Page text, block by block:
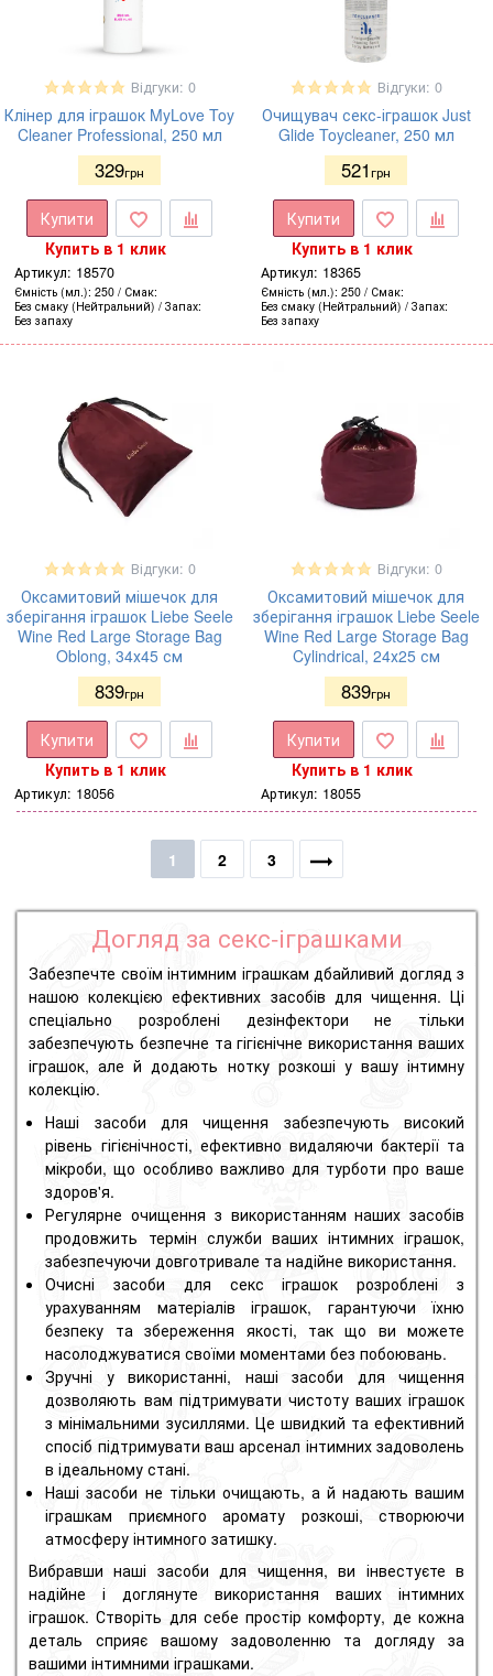
Відгуки: 0
Клінер для іграшок MyLove Toy
Cleaner Professional, 250 мл
329грн
Купити
Купить в 1 клик
Артикул: 18570
Ємність (мл.) 250
Смак
Без смаку (Нейтральний)
Запах
Без запаху
Відгуки: 0
Очищувач секс-іграшок Just
Glide Toycleaner, 250 мл
521грн
Купити
Купить в 1 клик
Артикул: 18365
Ємність (мл.) 250
Смак
Без смаку (Нейтральний)
Запах
Без запаху
Відгуки: 0
Оксамитовий мішечок для
зберігання іграшок Liebe Seele
Wine Red Large Storage Bag
Oblong, 34х45 см
839грн
Купити
Купить в 1 клик
Артикул: 18056
Відгуки: 0
Оксамитовий мішечок для
зберігання іграшок Liebe Seele
Wine Red Large Storage Bag
Cylindrical, 24х25 см
839грн
Купити
Купить в 1 клик
Артикул: 18055
1 2 3
Догляд за секс-іграшками
Забезпечте своїм інтимним іграшкам дбайливий догляд з
нашою колекцією ефективних засобів для чищення. Ці
спеціально розроблені дезінфектори не тільки
забезпечують безпечне та гігієнічне використання ваших
іграшок, але й додають нотку розкоші у вашу інтимну
колекцію.
Наші засоби для чищення забезпечують високий
рівень гігієнічності, ефективно видаляючи бактерії та
мікроби, що особливо важливо для турботи про ваше
здоров'я.
Регулярне очищення з використанням наших засобів
продовжить термін служби ваших інтимних іграшок,
забезпечуючи довготривале та надійне використання.
Очисні засоби для секс іграшок розроблені з
урахуванням матеріалів іграшок, гарантуючи їхню
безпеку та збереження якості, так що ви можете
насолоджуватися своїми моментами без побоювань.
Зручні у використанні, наші засоби для чищення
дозволяють вам підтримувати чистоту ваших іграшок
з мінімальними зусиллями. Це швидкий та ефективний
спосіб підтримувати ваш арсенал інтимних задоволень
в ідеальному стані.
Наші засоби не тільки очищають, а й надають вашим
іграшкам приємного аромату розкоші, створюючи
атмосферу інтимного затишку.
Вибравши наші засоби для чищення, ви інвестуєте в
надійне і доглянуте використання ваших інтимних
іграшок. Створіть для себе простір комфорту, де кожна
деталь сприяє вашому задоволенню та догляду за
вашими інтимними іграшками.